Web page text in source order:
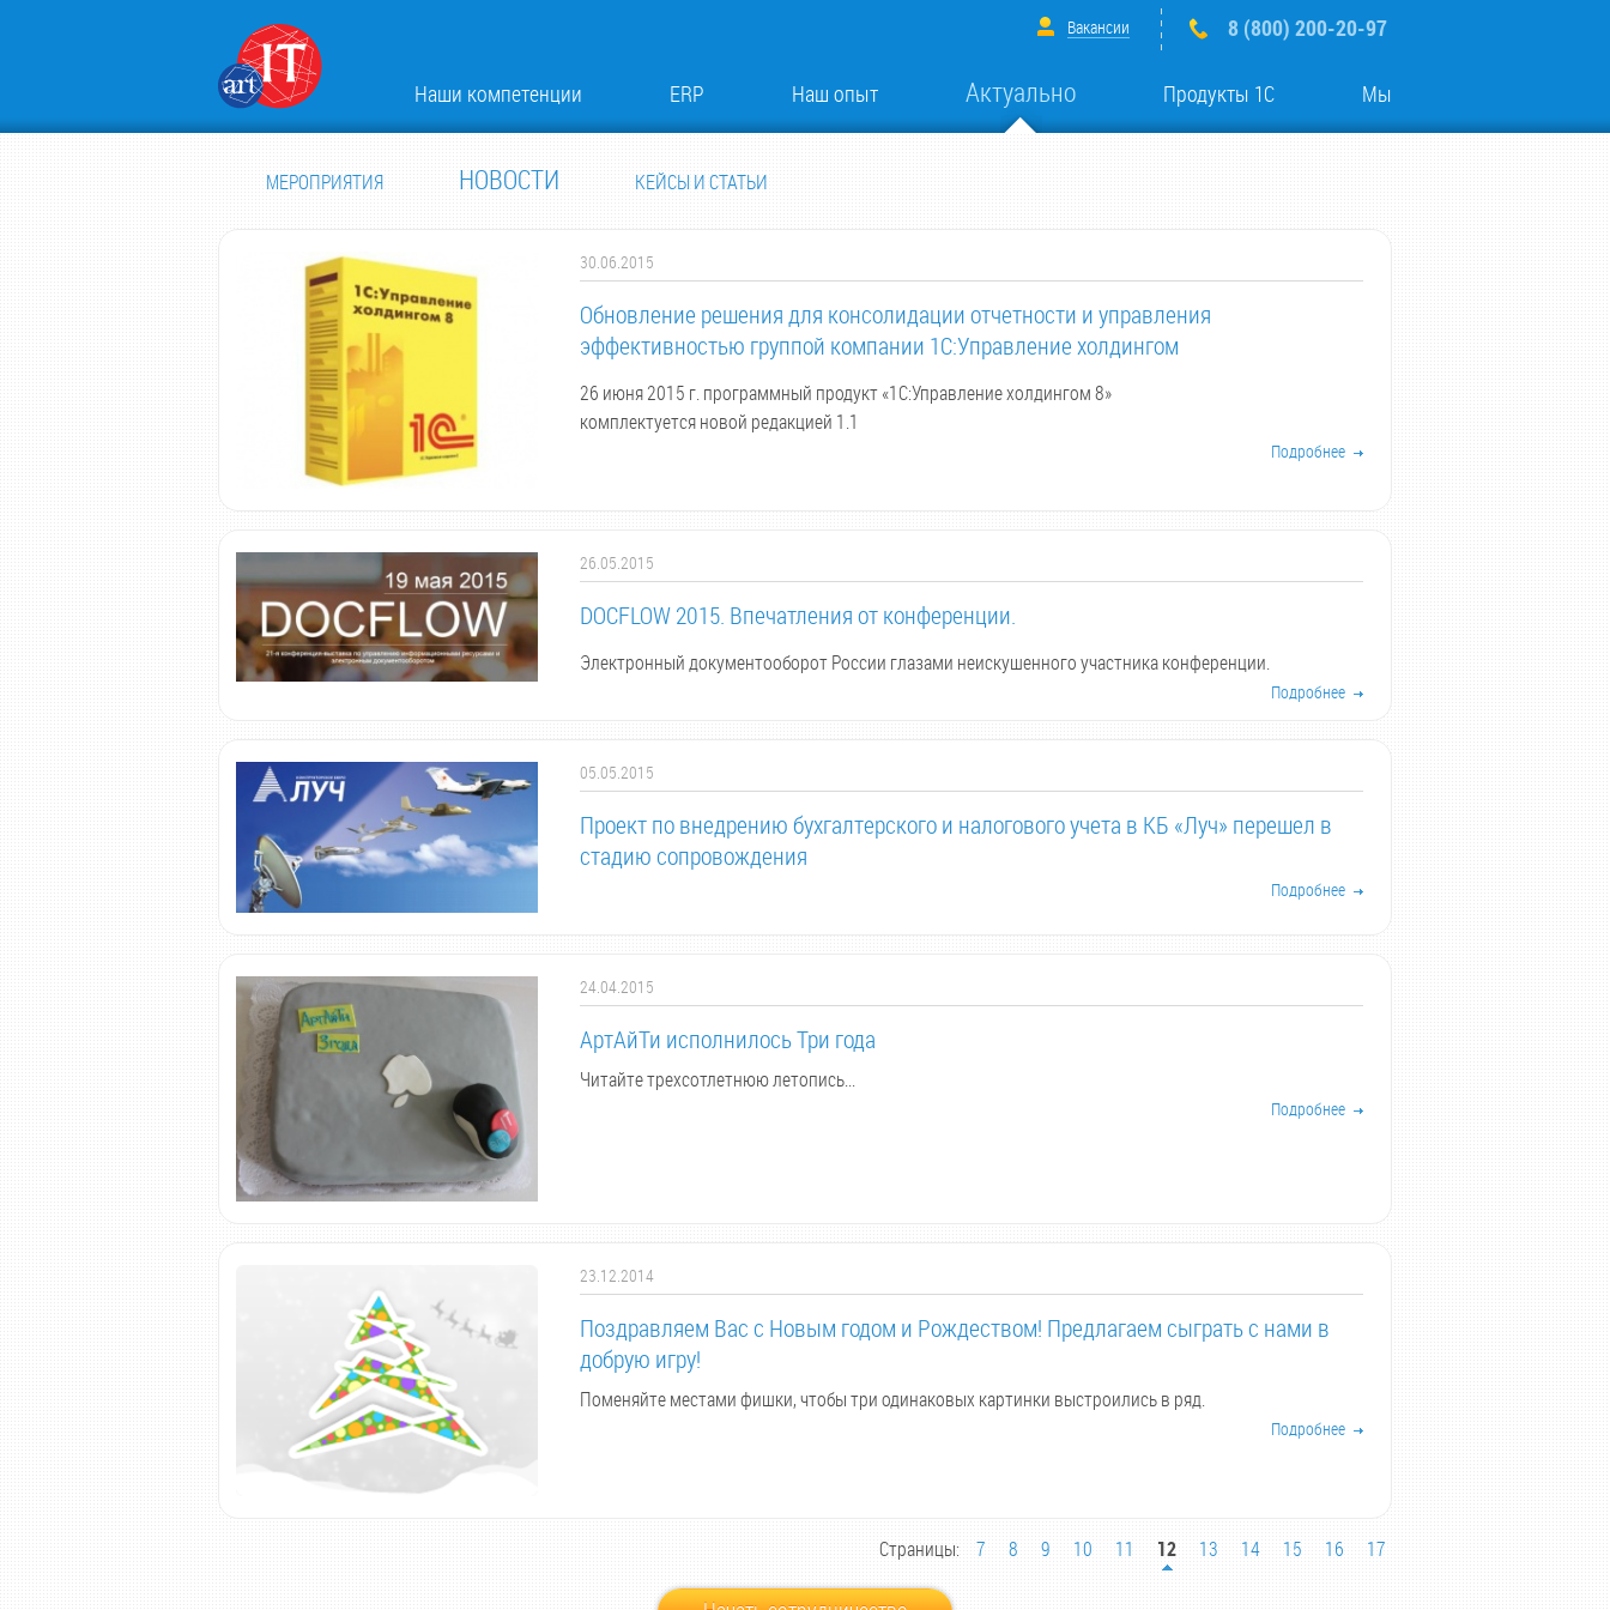
Вакансии 8 (800) 200-20-97
Наши компетенции ERP Наш опыт Актуально Продукты 1С Мы
МЕРОПРИЯТИЯ НОВОСТИ КЕЙСЫ И СТАТЬИ
30.06.2015
Обновление решения для консолидации отчетности и управления
эффективностью группой компании 1С:Управление холдингом
26 июня 2015 г. программный продукт «1С:Управление холдингом 8»
комплектуется новой редакцией 1.1
Подробнее
26.05.2015
DOCFLOW 2015. Впечатления от конференции.
Электронный документооборот России глазами неискушенного участника конференции.
Подробнее
05.05.2015
Проект по внедрению бухгалтерского и налогового учета в КБ «Луч» перешел в
стадию сопровождения
Подробнее
24.04.2015
АртАйТи исполнилось Три года
Читайте трехсотлетнюю летопись...
Подробнее
23.12.2014
Поздравляем Вас с Новым годом и Рождеством! Предлагаем сыграть с нами в
добрую игру!
Поменяйте местами фишки, чтобы три одинаковых картинки выстроились в ряд.
Подробнее
Страницы: 7 8 9 10 11 12 13 14 15 16 17